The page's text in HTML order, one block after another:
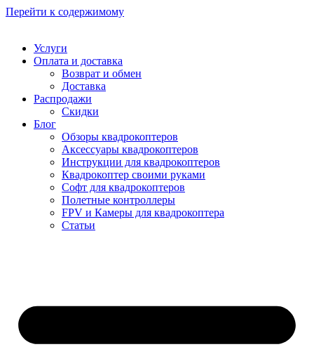
Перейти к содержимому
Услуги
Оплата и доставка
Возврат и обмен
Доставка
Распродажи
Скидки
Блог
Обзоры квадрокоптеров
Аксессуары квадрокоптеров
Инструкции для квадрокоптеров
Квадрокоптер своими руками
Софт для квадрокоптеров
Полетные контроллеры
FPV и Камеры для квадрокоптера
Статьи